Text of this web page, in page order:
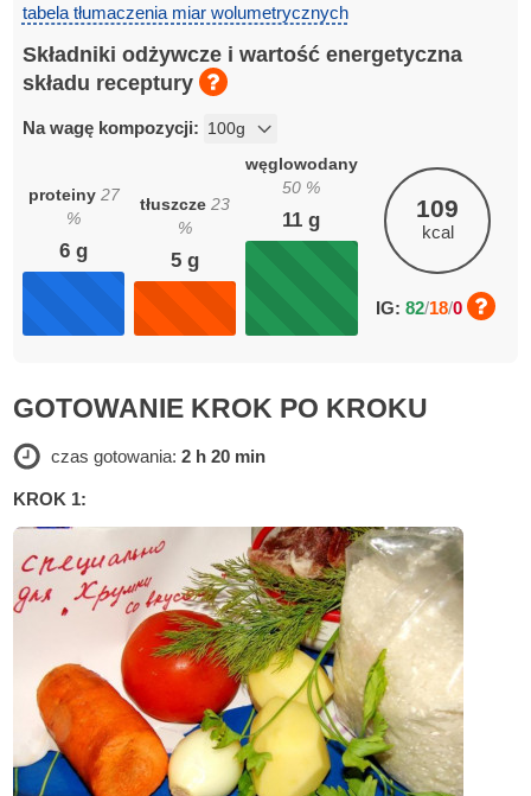
tabela tłumaczenia miar wolumetrycznych
Składniki odżywcze i wartość energetyczna
składu receptury
Na wagę kompozycji:
proteiny 27
%
6 g
tłuszcze 23
%
5 g
węglowodany
50 %
11 g 109
kcal
IG: 82/18/0
GOTOWANIE KROK PO KROKU
czas gotowania: 2 h 20 min
KROK 1: